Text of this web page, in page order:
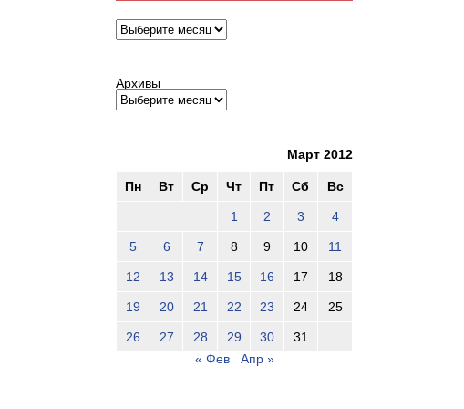
Архивы
Архивы
Март 2012
Пн Вт Ср Чт Пт Сб Вс
1 2 3 4
5 6 7 8 9 10 11
12 13 14 15 16 17 18
19 20 21 22 23 24 25
26 27 28 29 30
31
« Фев
Апр »